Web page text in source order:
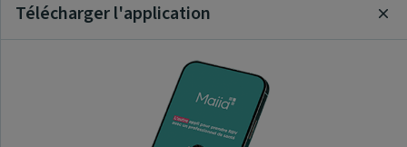
Aide & Contact
Trouver un chirurgien dentiste
Télécharger l'application